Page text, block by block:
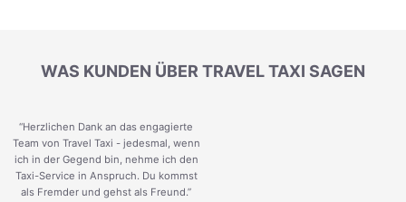
WAS KUNDEN ÜBER TRAVEL TAXI SAGEN
“Herzlichen Dank an das engagierte
Team von Travel Taxi - jedesmal, wenn
ich in der Gegend bin, nehme ich den
Taxi-Service in Anspruch. Du kommst
als Fremder und gehst als Freund.”